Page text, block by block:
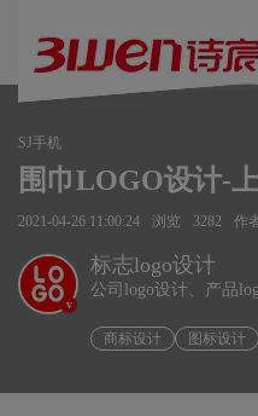
SJ手机
围巾LOGO设计-
2021-04-26 11:00:24 浏览 3282 作
v
标志logo设计
公司logo设计、产品
商标设计 图标设计